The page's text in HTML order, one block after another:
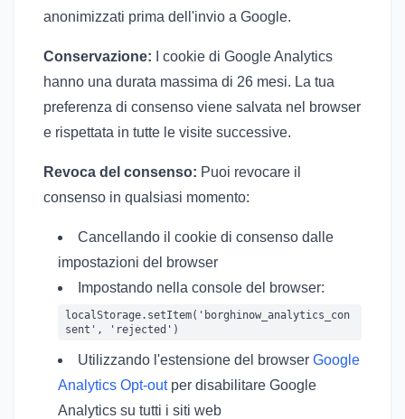
anonimizzati prima dell'invio a Google.
Conservazione: I cookie di Google Analytics
hanno una durata massima di 26 mesi. La tua
preferenza di consenso viene salvata nel browser
e rispettata in tutte le visite successive.
Revoca del consenso: Puoi revocare il
consenso in qualsiasi momento:
Cancellando il cookie di consenso dalle
impostazioni del browser
Impostando nella console del browser:
localStorage.setItem('borghinow_analytics_con
sent', 'rejected')
Utilizzando l'estensione del browser Google
Analytics Opt-outper disabilitare Google
Analytics su tutti i siti web